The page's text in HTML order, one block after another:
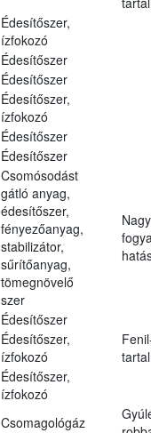
Édesítőszer,
ízfokozó
Édesítőszer
Édesítőszer
Édesítőszer,
ízfokozó
Édesítőszer
Édesítőszer
Csomósodást
gátló anyag,
édesítőszer,
fényezőanyag,
stabilizátor,
sűrítőanyag,
tömegnövelő
szer
Édesítőszer
Édesítőszer,
ízfokozó
Édesítőszer,
ízfokozó
Csomagológáz